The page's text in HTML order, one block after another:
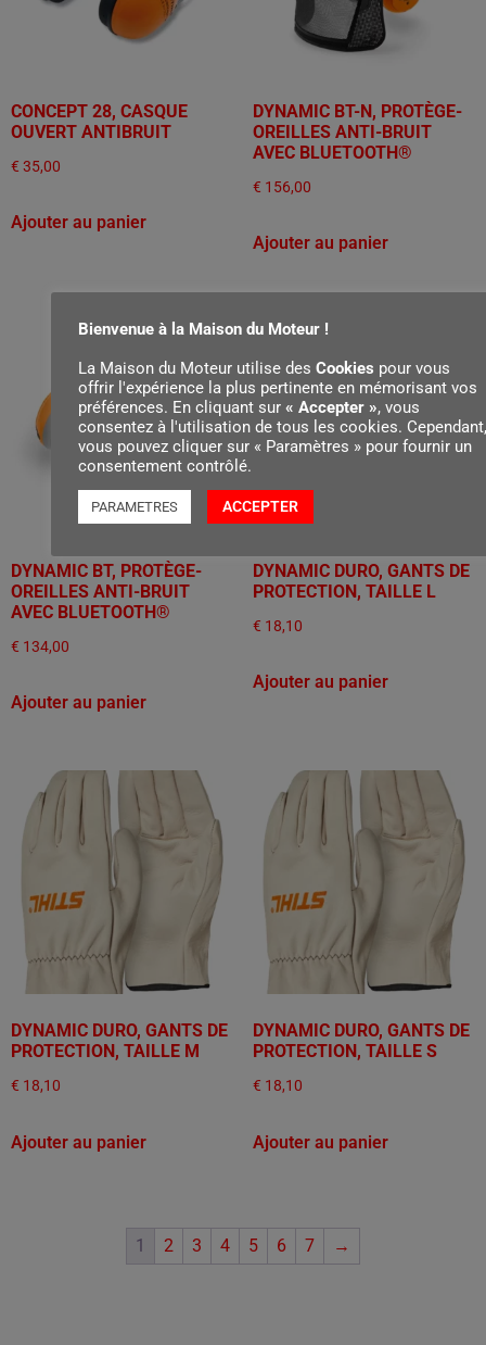
CONCEPT 28, CASQUE
OUVERT ANTIBRUIT
€ 35,00
Ajouter au panier
DYNAMIC BT-N, PROTÈGE-
OREILLES ANTI-BRUIT
AVEC BLUETOOTH®
€ 156,00
Ajouter au panier
DYNAMIC BT, PROTÈGE-
OREILLES ANTI-BRUIT
AVEC BLUETOOTH®
€ 134,00
Ajouter au panier
DYNAMIC DURO, GANTS DE
PROTECTION, TAILLE L
€ 18,10
Ajouter au panier
DYNAMIC DURO, GANTS DE
PROTECTION, TAILLE M
€ 18,10
Ajouter au panier
DYNAMIC DURO, GANTS DE
PROTECTION, TAILLE S
€ 18,10
Ajouter au panier
1 2 3 4 5 6 7 →
Bienvenue à la Maison du Moteur !
La Maison du Moteur utilise des Cookies pour vous
offrir l'expérience la plus pertinente en mémorisant vos
préférences. En cliquant sur « Accepter », vous
consentez à l'utilisation de tous les cookies. Cependant,
vous pouvez cliquer sur « Paramètres » pour fournir un
consentement contrôlé.
PARAMETRES ACCEPTER